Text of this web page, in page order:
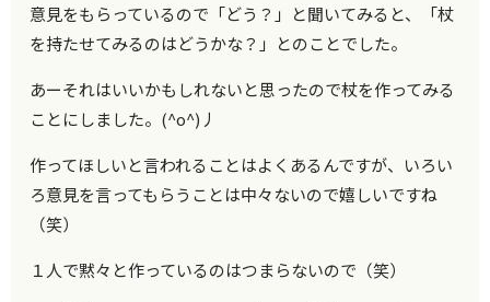
意見をもらっているので「どう？」と聞いてみると、「杖
を持たせてみるのはどうかな？」とのことでした。
あーそれはいいかもしれないと思ったので杖を作ってみる
ことにしました。(^o^)丿
作ってほしいと言われることはよくあるんですが、いろい
ろ意見を言ってもらうことは中々ないので嬉しいですね
（笑）
１人で黙々と作っているのはつまらないので（笑）